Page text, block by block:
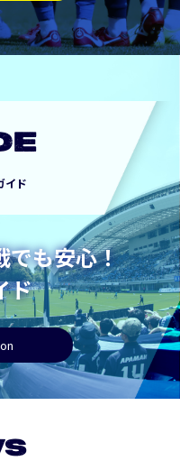
イド
でも安心！
ド